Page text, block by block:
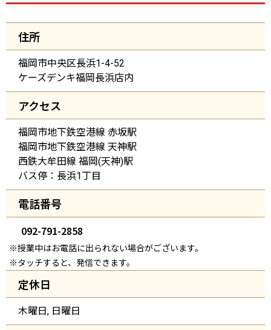
住所
福岡市中央区長浜1-4-52
ケーズデンキ福岡長浜店内
アクセス
福岡市地下鉄空港線 赤坂駅
福岡市地下鉄空港線 天神駅
西鉄大牟田線 福岡(天神)駅
バス停：長浜1丁目
電話番号
092-791-2858
※授業中はお電話に出られない場合がございます。
※タッチすると、発信できます。
定休日
木曜日, 日曜日